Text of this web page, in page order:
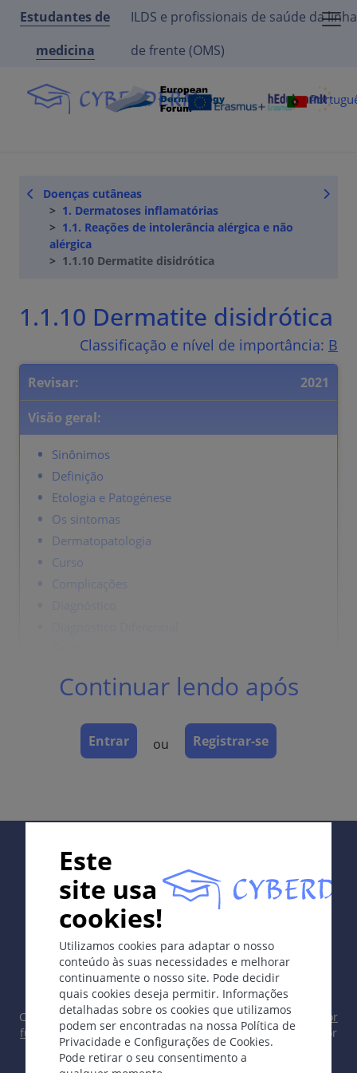
Estudantes de
medicina
ILDS e profissionais de saúde da linha
de frente (OMS)
Doenças cutâneas
1. Dermatoses inflamatórias
1.1. Reações de intolerância alérgica e não
alérgica
1.1.10 Dermatite disidrótica
1.1.10 Dermatite disidrótica
Classificação e nível de importância: B
Revisar:
2021
Visão geral:
Sinônimos
Definição
Etologia e Patogénese
Os sintomas
Dermatopatologia
Curso
Complicações
Idiopática, reações de contato alérgicas, atopia,
reação a infecções, como tinha (conhecidas como
reação id).
Os sintomas
Vesículas minúsculas pruriginosas, cheias de fluido,
profundamente situadas localizadas nas palmas e
plantas, posteriormente com escamas (disidrose
lamelar seca).
Dermatopatologia
Continuar lendo após
Entrar ou Registrar-se
Este
site usa
cookies!
Utilizamos cookies para adaptar o nosso
conteúdo às suas necessidades e melhorar
continuamente o nosso site. Pode decidir
quais cookies deseja permitir. Informações
detalhadas sobre os cookies que utilizamos
podem ser encontradas na nossa Política de
Privacidade e Configurações de Cookies.
Pode retirar o seu consentimento a
In collaboration with Erasmus+ hEduLearnIt editorial
group
Copyright © 2003-2026 CYBERDERM Grupo Editorial -
Editor
fundador Guenter Burg, M.D.- Conceito e Coordenação por
Vahid Djamei, Zurique
All rights reserved.